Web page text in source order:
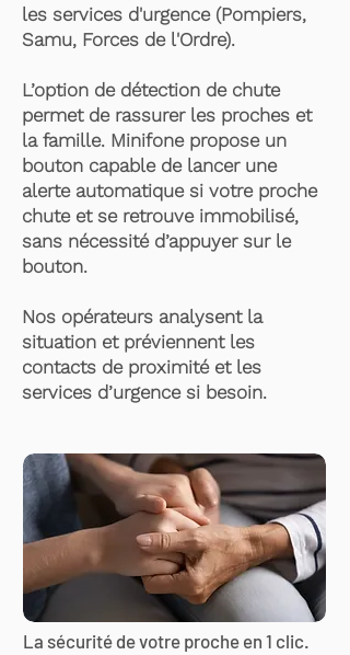
les services d'urgence (Pompiers,
Samu, Forces de l'Ordre).
L’option de détection de chute
permet de rassurer les proches et
la famille. Minifone propose un
bouton capable de lancer une
alerte automatique si votre proche
chute et se retrouve immobilisé,
sans nécessité d’appuyer sur le
bouton.
Nos opérateurs analysent la
situation et préviennent les
contacts de proximité et les
services d’urgence si besoin.
La sécurité de votre proche en 1 clic.